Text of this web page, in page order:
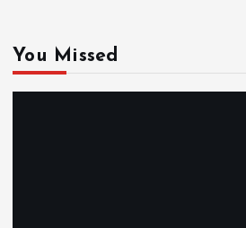
You Missed